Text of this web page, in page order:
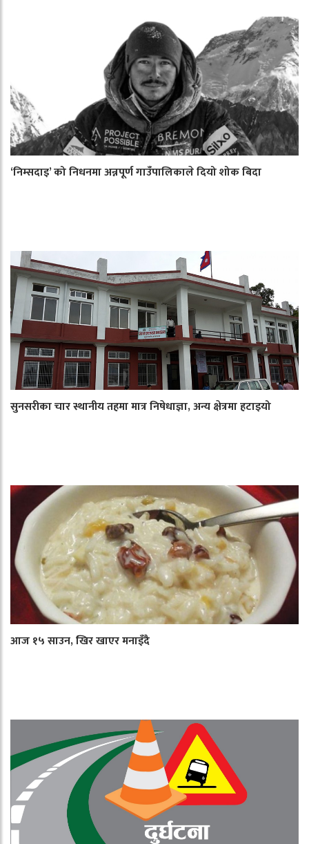
‘निम्सदाइ’ को निधनमा अन्नपूर्ण गाउँपालिकाले दियो शोक बिदा
सुनसरीका चार स्थानीय तहमा मात्र निषेधाज्ञा, अन्य क्षेत्रमा हटाइयो
आज १५ साउन, खिर खाएर मनाइँदै